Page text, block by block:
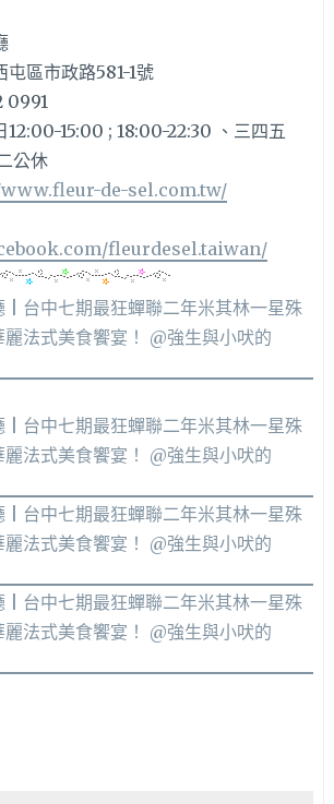
區市政路581-1號
0991
15:00 ; 18:00-22:30 、三四五
公休
de-sel.com.tw/
fleurdesel.taiwan/